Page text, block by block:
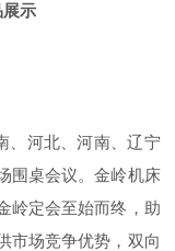
示
河北、河南、辽宁
围桌会议。金岭机床
岭定会至始而终，助
市场竞争优势，双向